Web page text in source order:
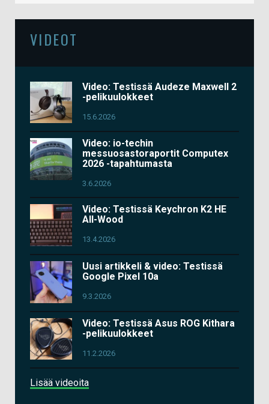
VIDEOT
Video: Testissä Audeze Maxwell 2
-pelikuulokkeet
15.6.2026
Video: io-techin
messuosastoraportit Computex
2026 -tapahtumasta
3.6.2026
Video: Testissä Keychron K2 HE
All-Wood
13.4.2026
Uusi artikkeli & video: Testissä
Google Pixel 10a
9.3.2026
Video: Testissä Asus ROG Kithara
-pelikuulokkeet
11.2.2026
Lisää videoita